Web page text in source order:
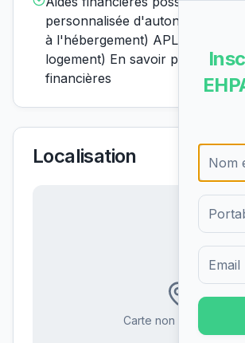
personnalisée d'autonomie) ASH
à l'hébergement) APL (aide
logement) En savoir plus sur les
financières
Localisation
Carte non disponible